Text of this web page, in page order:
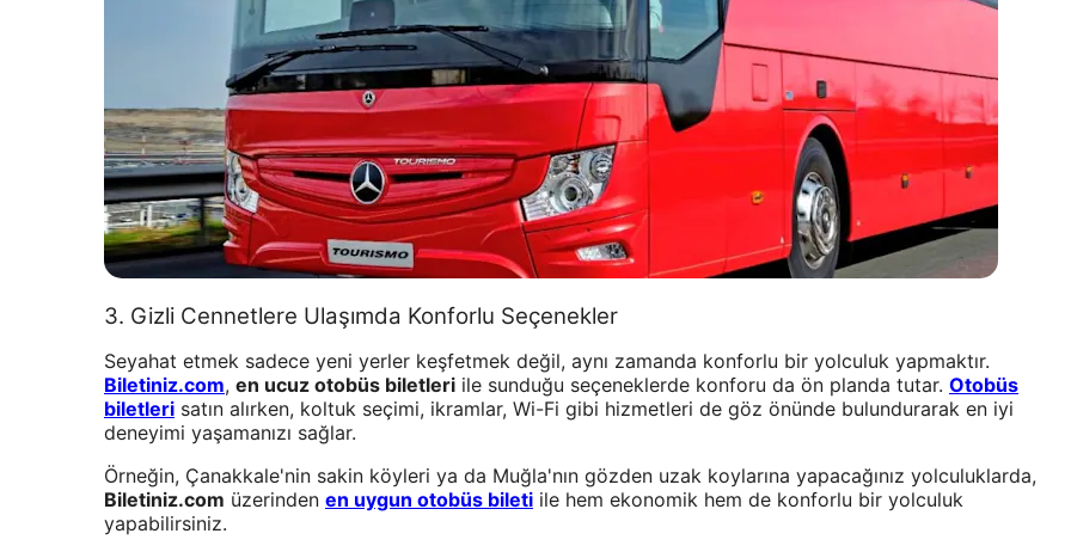
3. Gizli Cennetlere Ulaşımda Konforlu Seçenekler
Seyahat etmek sadece yeni yerler keşfetmek değil, aynı zamanda konforlu bir yolculuk yapmaktır.
Biletiniz.com, en ucuz otobüs biletleri ile sunduğu seçeneklerde konforu da ön planda tutar. Otobüs
biletleri satın alırken, koltuk seçimi, ikramlar, Wi-Fi gibi hizmetleri de göz önünde bulundurarak en iyi
deneyimi yaşamanızı sağlar.
Örneğin, Çanakkale'nin sakin köyleri ya da Muğla'nın gözden uzak koylarına yapacağınız yolculuklarda,
Biletiniz.com üzerinden en uygun otobüs bileti ile hem ekonomik hem de konforlu bir yolculuk
yapabilirsiniz.